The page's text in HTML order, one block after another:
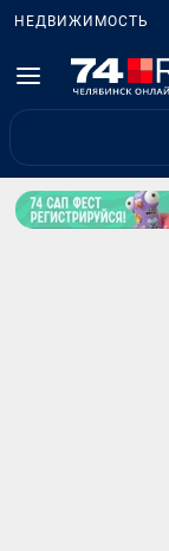
НЕДВИЖИМОСТЬ